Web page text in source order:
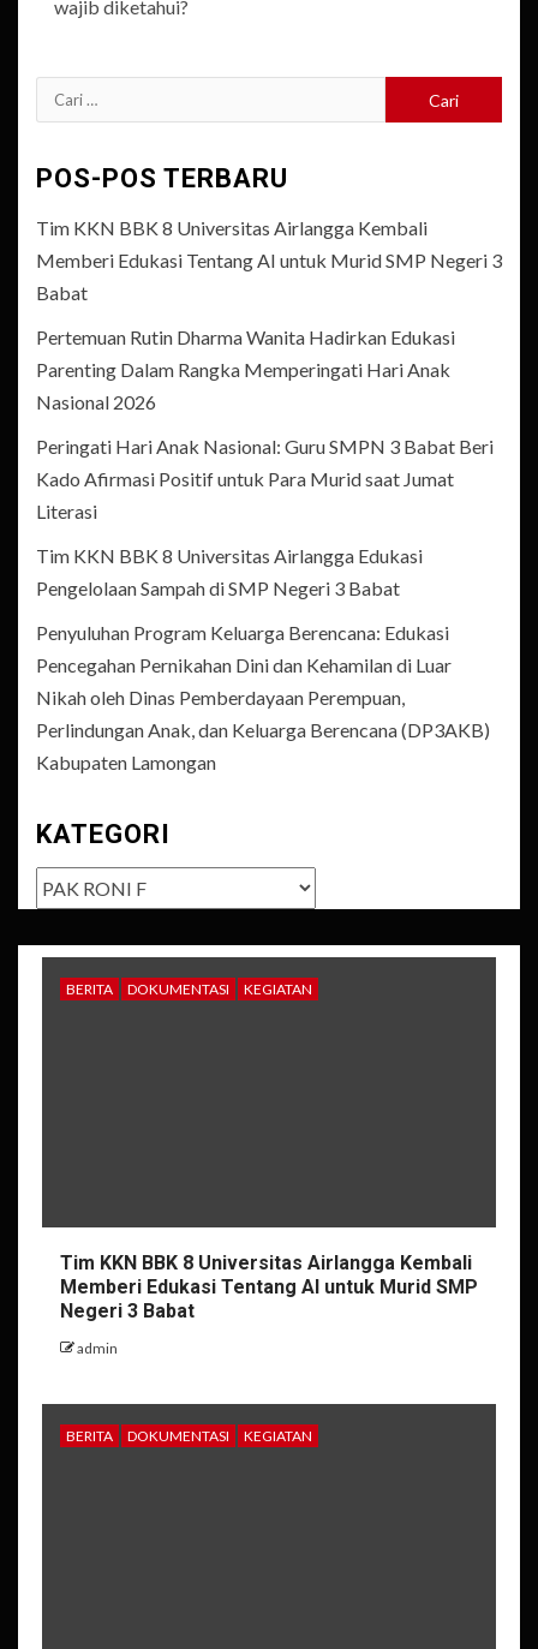
wajib diketahui?
Cari
untuk:
POS-POS TERBARU
Tim KKN BBK 8 Universitas Airlangga Kembali
Memberi Edukasi Tentang AI untuk Murid SMP Negeri 3
Babat
Pertemuan Rutin Dharma Wanita Hadirkan Edukasi
Parenting Dalam Rangka Memperingati Hari Anak
Nasional 2026
Peringati Hari Anak Nasional: Guru SMPN 3 Babat Beri
Kado Afirmasi Positif untuk Para Murid saat Jumat
Literasi
Tim KKN BBK 8 Universitas Airlangga Edukasi
Pengelolaan Sampah di SMP Negeri 3 Babat
Penyuluhan Program Keluarga Berencana: Edukasi
Pencegahan Pernikahan Dini dan Kehamilan di Luar
Nikah oleh Dinas Pemberdayaan Perempuan,
Perlindungan Anak, dan Keluarga Berencana (DP3AKB)
Kabupaten Lamongan
KATEGORI
Kategori
BERITA DOKUMENTASI KEGIATAN
Tim KKN BBK 8 Universitas Airlangga Kembali
Memberi Edukasi Tentang AI untuk Murid SMP
Negeri 3 Babat
admin
BERITA DOKUMENTASI KEGIATAN